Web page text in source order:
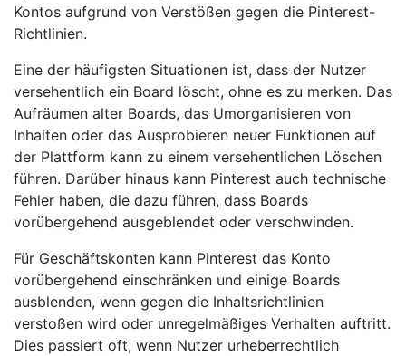
Kontos aufgrund von Verstößen gegen die Pinterest-
Richtlinien.
Eine der häufigsten Situationen ist, dass der Nutzer
versehentlich ein Board löscht, ohne es zu merken. Das
Aufräumen alter Boards, das Umorganisieren von
Inhalten oder das Ausprobieren neuer Funktionen auf
der Plattform kann zu einem versehentlichen Löschen
führen. Darüber hinaus kann Pinterest auch technische
Fehler haben, die dazu führen, dass Boards
vorübergehend ausgeblendet oder verschwinden.
Für Geschäftskonten kann Pinterest das Konto
vorübergehend einschränken und einige Boards
ausblenden, wenn gegen die Inhaltsrichtlinien
verstoßen wird oder unregelmäßiges Verhalten auftritt.
Dies passiert oft, wenn Nutzer urheberrechtlich